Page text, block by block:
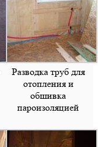
Разводка труб для
отопления и
обшивка
пароизоляцией